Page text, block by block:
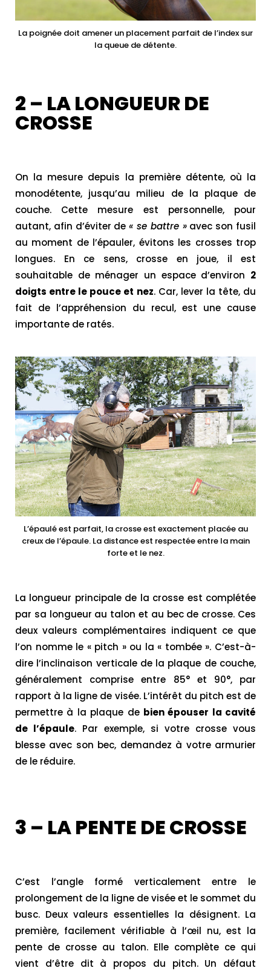
La poignée doit amener un placement parfait de l’index sur
la queue de détente.
2 – LA LONGUEUR DE
CROSSE
On la mesure depuis la première détente, où la
monodétente, jusqu’au milieu de la plaque de
couche. Cette mesure est personnelle, pour
autant, afin d’éviter de« se battre »avec son fusil
au moment de l’épauler, évitons les crosses trop
longues. En ce sens, crosse en joue, il est
souhaitable de ménager un espace d’environ 2
doigts entre le pouce et nez. Car, lever la tête, du
fait de l’appréhension du recul, est une cause
importante de ratés.
L’épaulé est parfait, la crosse est exactement placée au
creux de l’épaule. La distance est respectée entre la main
forte et le nez.
La longueur principale de la crosse est complétée
par sa longueur au talon et au bec de crosse. Ces
deux valeurs complémentaires indiquent ce que
l’on nomme le « pitch » ou la « tombée ». C’est-à-
dire l’inclinaison verticale de la plaque de couche,
généralement comprise entre 85° et 90°, par
rapport à la ligne de visée. L’intérêt du pitch est de
permettre à la plaque de bien épouser la cavité
de l’épaule. Par exemple, si votre crosse vous
blesse avec son bec, demandez à votre armurier
de le réduire.
3 – LA PENTE DE CROSSE
C’est l’angle formé verticalement entre le
prolongement de la ligne de visée et le sommet du
busc. Deux valeurs essentielles la désignent. La
première, facilement vérifiable à l’œil nu, est la
pente de crosse au talon. Elle complète ce qui
vient d’être dit à propos du pitch. Un défaut